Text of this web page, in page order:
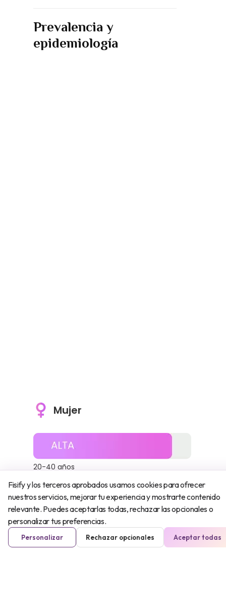
Prevalencia y
epidemiología
Mujer
20-40 años
40-60 años
Fisify y los terceros aprobados usamos cookies para ofrecer
nuestros servicios, mejorar tu experiencia y mostrarte contenido
relevante. Puedes aceptarlas todas, rechazar las opcionales o
personalizar tus preferencias.
Personalizar Rechazar opcionales Aceptar todas